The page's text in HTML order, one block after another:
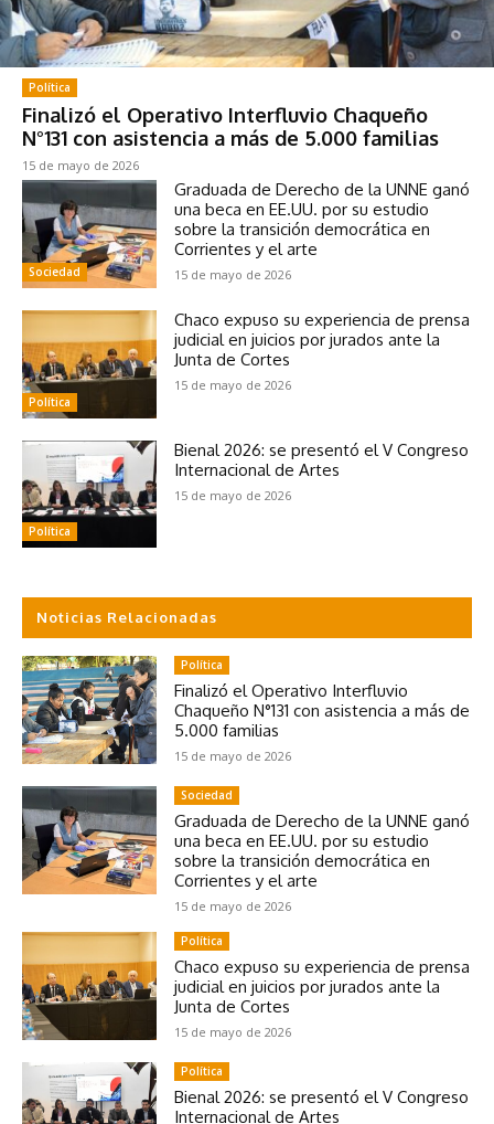
Política
Finalizó el Operativo Interfluvio Chaqueño
N°131 con asistencia a más de 5.000 familias
15 de mayo de 2026
Sociedad
Graduada de Derecho de la UNNE ganó
una beca en EE.UU. por su estudio
sobre la transición democrática en
Corrientes y el arte
15 de mayo de 2026
Política
Chaco expuso su experiencia de prensa
judicial en juicios por jurados ante la
Junta de Cortes
15 de mayo de 2026
Política
Bienal 2026: se presentó el V Congreso
Internacional de Artes
15 de mayo de 2026
Noticias Relacionadas
Política
Finalizó el Operativo Interfluvio
Chaqueño N°131 con asistencia a más de
5.000 familias
15 de mayo de 2026
Sociedad
Graduada de Derecho de la UNNE ganó
una beca en EE.UU. por su estudio
sobre la transición democrática en
Corrientes y el arte
15 de mayo de 2026
Política
Chaco expuso su experiencia de prensa
judicial en juicios por jurados ante la
Junta de Cortes
15 de mayo de 2026
Política
Bienal 2026: se presentó el V Congreso
Internacional de Artes